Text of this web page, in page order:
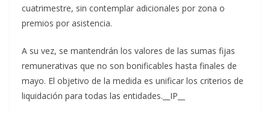
cuatrimestre, sin contemplar adicionales por zona o
premios por asistencia.
A su vez, se mantendrán los valores de las sumas fijas
remunerativas que no son bonificables hasta finales de
mayo. El objetivo de la medida es unificar los criterios de
liquidación para todas las entidades.__IP__